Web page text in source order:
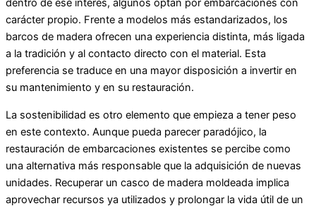
dentro de ese interés, algunos optan por embarcaciones con
carácter propio. Frente a modelos más estandarizados, los
barcos de madera ofrecen una experiencia distinta, más ligada
a la tradición y al contacto directo con el material. Esta
preferencia se traduce en una mayor disposición a invertir en
su mantenimiento y en su restauración.
La sostenibilidad es otro elemento que empieza a tener peso
en este contexto. Aunque pueda parecer paradójico, la
restauración de embarcaciones existentes se percibe como
una alternativa más responsable que la adquisición de nuevas
unidades. Recuperar un casco de madera moldeada implica
aprovechar recursos ya utilizados y prolongar la vida útil de un